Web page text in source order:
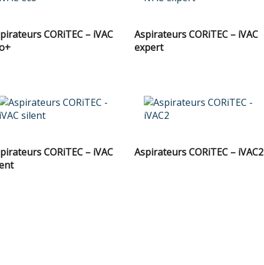
CORiTEC – iVAC
Aspirateurs CORiTEC – iVAC
expert
CORiTEC – iVAC
Aspirateurs CORiTEC – iVAC2